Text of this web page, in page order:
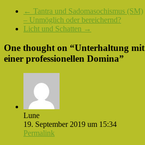
← Tantra und Sadomasochismus (SM)
– Unmöglich oder bereichernd?
Licht und Schatten →
One thought on “Unterhaltung mit
einer professionellen Domina”
Lune
19. September 2019 um 15:34
Permalink